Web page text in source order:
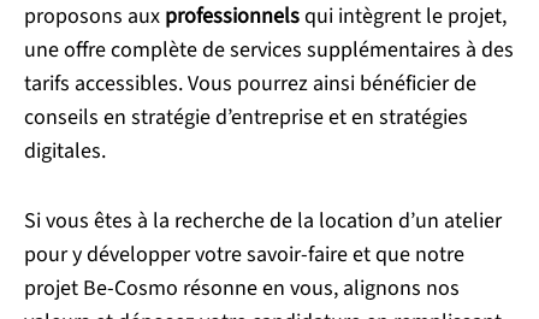
proposons aux professionnelsqui intègrent le projet,
une offre complète de services supplémentaires à des
tarifs accessibles. Vous pourrez ainsi bénéficier de
conseils en stratégie d’entreprise et en stratégies
digitales.
Si vous êtes à la recherche de la location d’un atelier
pour y développer votre savoir-faire et que notre
projet Be-Cosmo résonne en vous, alignons nos